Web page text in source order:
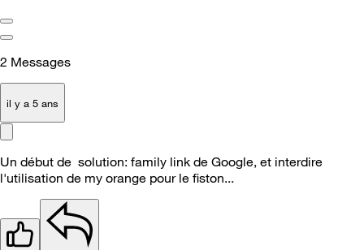
2 Messages
il y a 5 ans
Un début de solution: family link de Google, et interdire
l'utilisation de my orange pour le fiston...